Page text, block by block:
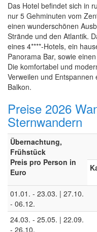
Das Hotel befindet sich in
nur 5 Gehminuten vom
einen wunderschönen
Strände und den Atlantik.
eines 4****-Hotels, ein
Panorama Bar, sowie
Die komfortabel und
Verweilen und
Balkon.
Preise 2026
Sternwandern
Übernachtung,
Frühstück
Preis pro Person in
Euro
01.01. - 23.03. | 27.10.
- 06.12.
24.03. - 25.05. | 22.09.
- 26.10.